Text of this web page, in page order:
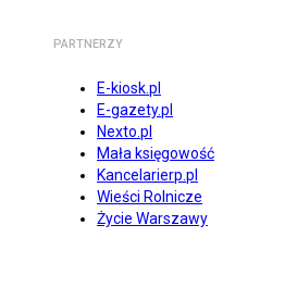
PARTNERZY
E-kiosk.pl
E-gazety.pl
Nexto.pl
Mała księgowość
Kancelarierp.pl
Wieści Rolnicze
Życie Warszawy